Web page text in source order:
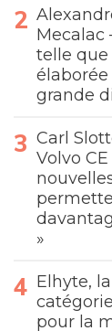
Mecalac
telle que
grande
Carl
Volvo
»
Elhyte,
pour la